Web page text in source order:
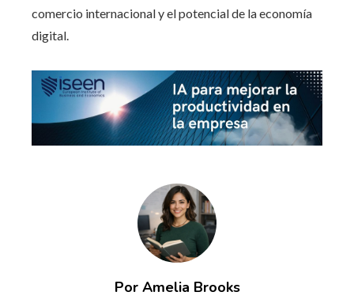
comercio internacional y el potencial de la economía
digital.
Por Amelia Brooks